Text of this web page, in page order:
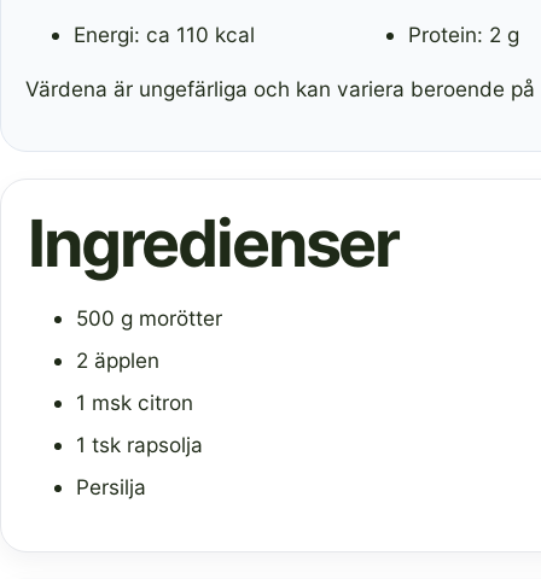
Energi: ca 110 kcal Protein: 2 g
Värdena är ungefärliga och kan variera beroende
Ingredienser
500 g morötter
2 äpplen
1 msk citron
1 tsk rapsolja
Persilja